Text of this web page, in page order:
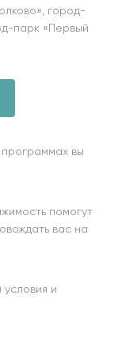
город-
парк «Первый
программах вы
помогут
вас на
и